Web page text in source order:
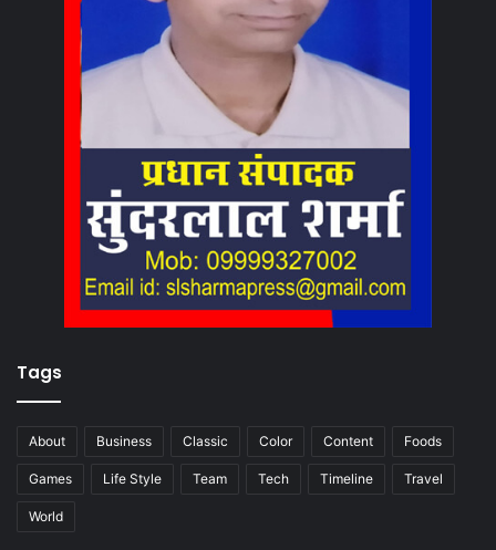
Tags
About Business Classic Color Content Foods
Games Life Style Team Tech Timeline Travel
World